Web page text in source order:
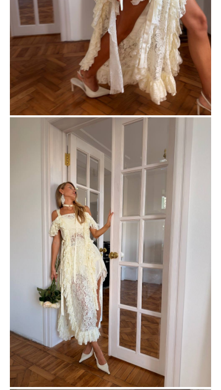
КАТАЛОГ ПОКУПАТЕЛЯМ
Разработка сайта
ИП: Квашнина Ольга Вячеславовна
ОГРНИП: 317595800123041
ИНН: 592108671721
Политика конфиденциальности